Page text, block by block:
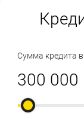
Сумма кредита